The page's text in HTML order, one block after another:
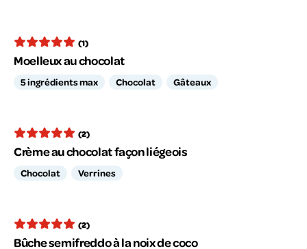
(1)
Moelleux au chocolat
5 ingrédients max Chocolat Gâteaux
(2)
Crème au chocolat façon liégeois
Chocolat Verrines
(2)
Bûche semifreddo à la noix de coco